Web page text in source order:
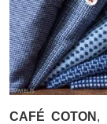
CAFÉ COTON ,